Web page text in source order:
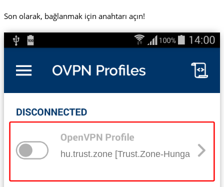
Son olarak, bağlanmak için anahtarı açın!
hu.trust.zone [Trust.Zone-Hungary]